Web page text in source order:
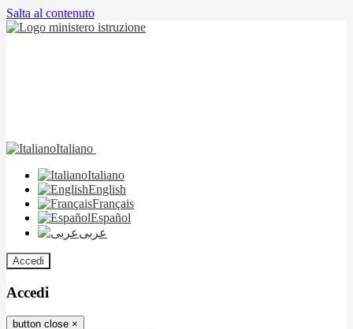
Salta al contenuto
Italiano
Italiano
English
Français
Español
عربى
Accedi
Accedi
button close ×